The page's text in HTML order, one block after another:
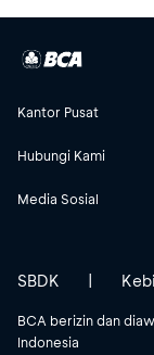
Kantor Pusat
Hubungi Kami
Media Sosial
BCA berizin dan
Indonesia
SBDK |